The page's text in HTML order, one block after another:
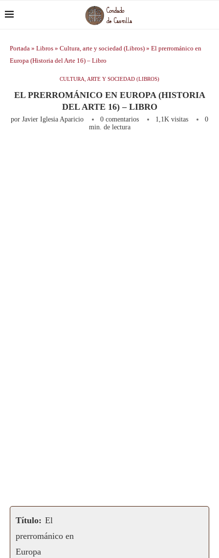
Portada » Libros » Cultura, arte y sociedad (Libros) » El prerrománico en
Europa (Historia del Arte 16) – Libro
CULTURA, ARTE Y SOCIEDAD (LIBROS)
EL PRERROMÁNICO EN EUROPA (HISTORIA
DEL ARTE 16) – LIBRO
por Javier Iglesia Aparicio 0 comentarios 1,1K visitas
0
min. de lectura
Título: El
prerrománico en
Europa